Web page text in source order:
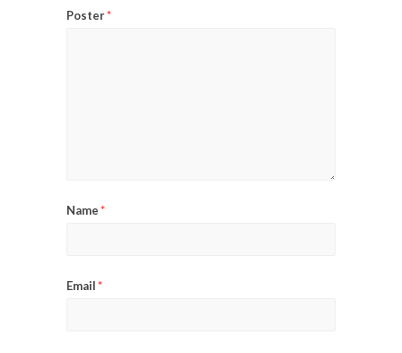
Poster*
Name*
Email*